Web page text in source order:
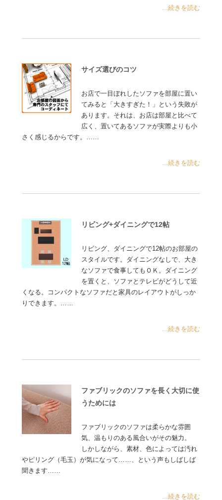
...続きを読む
サイズ選びのコツ
お店で一目ぼれしたソファを部屋に置い
てみると「大きすぎた！」という失敗が
あります。それは、お店は部屋と比べて
広く、置いてあるソファが実際よりも小
さく感じるからです。……
...続きを読む
リビング+ダイニングで12帖
リビング、ダイニングで12帖のお部屋の
スタイルです。ダイニングなしで、大き
なソファで食事してもＯＫ。ダイニング
を置くと、ソファとテレビがどうして近
くなる。コンパクトなソファだと家具のレイアウトがしっか
りできます。……
...続きを読む
ファブリックのソファを長く大切に使
うためには
ファブリックのソファは柔らかな雰囲
気、温もりのある風合いがその魅力。
しかしながら、素材、色によっては汚れ
やピリング（毛玉）が気になって……、という声もしばしば
聞きます……
...続きを読む